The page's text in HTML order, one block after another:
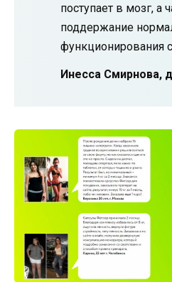
поступает в мозг, а
поддержание
функционирования
Инесса Смирнова,